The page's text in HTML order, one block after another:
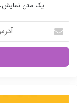
یک متن
ر
ا
ی
م